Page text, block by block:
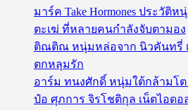
มาร์ค Take Hormones ประวั
ตะเฆ่ ที่หลายคนกำลังจับตามอง
ติณติณ หนุ่มหล่อจาก นิวคันทรี่
ตกหลุมรัก
อาร์ม ทนงศักดิ์ หนุ่มใต้กล้ามโ
ป๋อ ศุภการ จิรโชติกุล เน็ตไอด